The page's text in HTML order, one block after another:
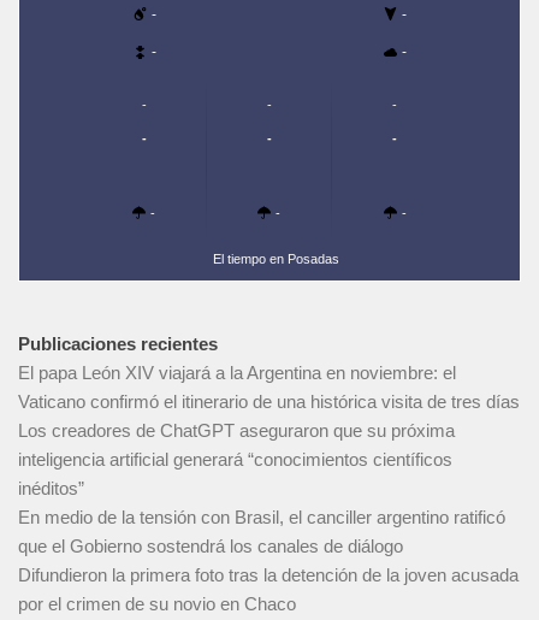
- -
- -
-
-
-
-
-
-
-
-
-
El tiempo en Posadas
Publicaciones recientes
El papa León XIV viajará a la Argentina en noviembre: el
Vaticano confirmó el itinerario de una histórica visita de tres días
Los creadores de ChatGPT aseguraron que su próxima
inteligencia artificial generará “conocimientos científicos
inéditos”
En medio de la tensión con Brasil, el canciller argentino ratificó
que el Gobierno sostendrá los canales de diálogo
Difundieron la primera foto tras la detención de la joven acusada
por el crimen de su novio en Chaco